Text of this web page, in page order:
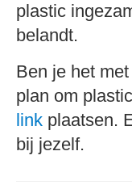
plastic
belandt.
Ben je het
plan om
link plaatsen.
bij jezelf.